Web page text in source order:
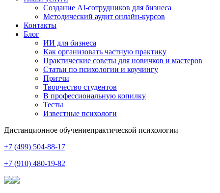
Создание AI-сотрудников для бизнеса
Методический аудит онлайн-курсов
Контакты
Блог
ИИ для бизнеса
Как организовать частную практику
Практические советы для новичков и мастеров
Статьи по психологии и коучингу
Притчи
Творчество студентов
В профессиональную копилку
Тесты
Известные психологи
Дистанционное обучениепрактической психологии
+7 (499) 504-88-17
+7 (910) 480-19-82